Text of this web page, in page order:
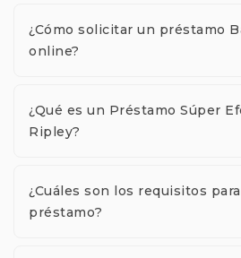
¿Cómo solicitar un préstamo
online?
¿Qué es un Préstamo Súper
Ripley?
¿Cuáles son los requisitos
préstamo?